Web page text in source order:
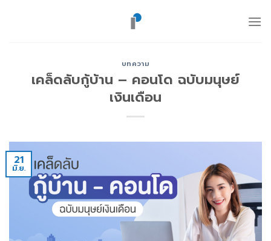
บทความ
เคล็ดลับกู้บ้าน – คอนโด ฉบับมนุษย์
เงินเดือน
21
มิ.ย.